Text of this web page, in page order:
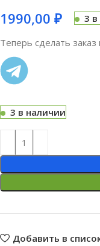
1990,00 ₽
3
Теперь сделать
3 в наличии
Добавить в